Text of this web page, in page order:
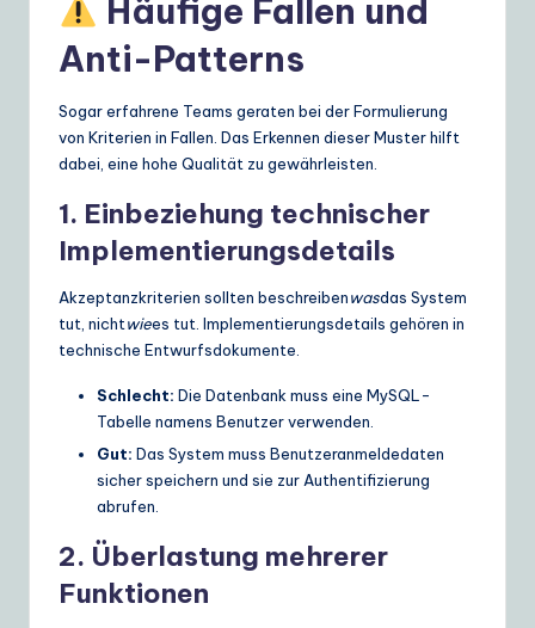
Häufige Fallen und
Anti-Patterns
Sogar erfahrene Teams geraten bei der Formulierung
von Kriterien in Fallen. Das Erkennen dieser Muster hilft
dabei, eine hohe Qualität zu gewährleisten.
1. Einbeziehung technischer
Implementierungsdetails
Akzeptanzkriterien sollten beschreibenwasdas System
tut, nichtwiees tut. Implementierungsdetails gehören in
technische Entwurfsdokumente.
Schlecht: Die Datenbank muss eine MySQL-
Tabelle namens Benutzer verwenden.
Gut: Das System muss Benutzeranmeldedaten
sicher speichern und sie zur Authentifizierung
abrufen.
2. Überlastung mehrerer
Funktionen